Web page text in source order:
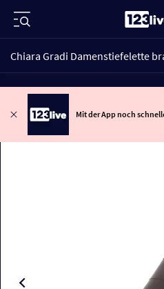
Chiara Gradi Damenstiefelette
Mit der App noch